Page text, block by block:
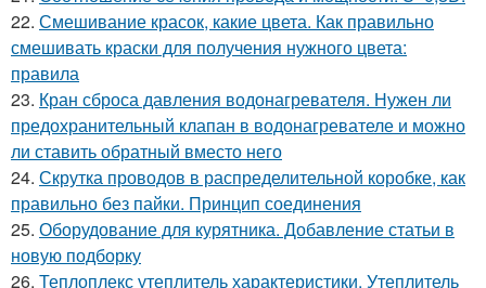
22. Смешивание красок, какие цвета. Как правильно
смешивать краски для получения нужного цвета:
правила
23. Кран сброса давления водонагревателя. Нужен ли
предохранительный клапан в водонагревателе и можно
ли ставить обратный вместо него
24. Скрутка проводов в распределительной коробке, как
правильно без пайки. Принцип соединения
25. Оборудование для курятника. Добавление статьи в
новую подборку
26. Теплоплекс утеплитель характеристики. Утеплитель